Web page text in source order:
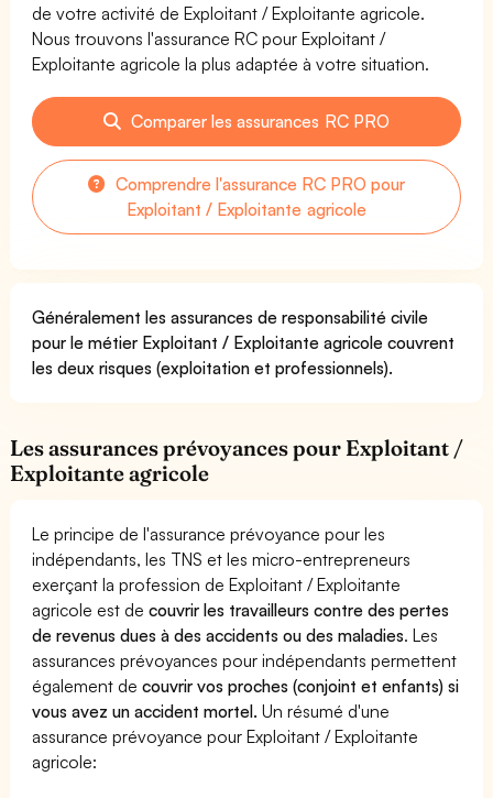
de votre activité de Exploitant / Exploitante agricole.
Nous trouvons l'assurance RC pour Exploitant /
Exploitante agricole la plus adaptée à votre situation.
Comparer les assurances RC PRO
Comprendre l'assurance RC PRO pour
Exploitant / Exploitante agricole
Généralement les assurances de responsabilité civile
pour le métier Exploitant / Exploitante agricole couvrent
les deux risques (exploitation et professionnels).
Les assurances prévoyances pour Exploitant /
Exploitante agricole
Le principe de l'assurance prévoyance pour les
indépendants, les TNS et les micro-entrepreneurs
exerçant la profession de Exploitant / Exploitante
agricole est decouvrir les travailleurs contre des pertes
de revenus dues à des accidents ou des maladies. Les
assurances prévoyances pour indépendants permettent
également decouvrir vos proches (conjoint et enfants) si
vous avez un accident mortel. Un résumé d'une
assurance prévoyance pour Exploitant / Exploitante
agricole: